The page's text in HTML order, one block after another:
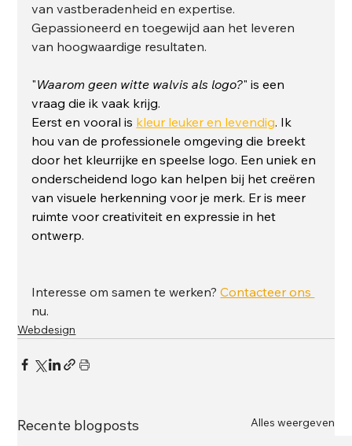
van vastberadenheid en expertise.
Gepassioneerd en toegewijd aan het leveren
van hoogwaardige resultaten.
"Waarom geen witte walvis als logo?" is een
vraag die ik vaak krijg.
Eerst en vooral is kleur leuker en levendig. Ik
hou van de professionele omgeving die breekt
door het kleurrijke en speelse logo. Een uniek en
onderscheidend logo kan helpen bij het creëren
van visuele herkenning voor je merk. Er is meer
ruimte voor creativiteit en expressie in het
ontwerp.
Interesse om samen te werken? Contacteer ons
nu.
Webdesign
Recente blogposts Alles weergeven